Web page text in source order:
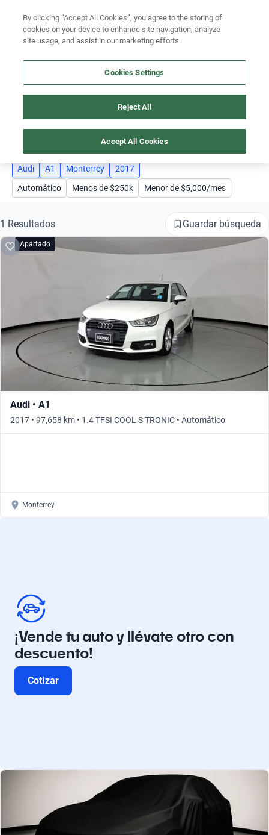
Ubicación
AUTOS AUDI A1 AÑO 2017 MONTERREY
Busca por versión
Busca por año
Busca por marca
Busca por modelo
4
Audi A1 Monterrey
2017
Automático
Menos de $250k Menor de $5,000/mes
1 Resultados Guardar búsqueda
Apartado
Audi • A1
2017 • 97,658 km • 1.4 TFSI COOL S TRONIC • Automático
Monterrey
¡Vende tu auto y llévate otro con
descuento!
Cotizar
By clicking “Accept All Cookies”, you agree to the storing of
cookies on your device to enhance site navigation, analyze
site usage, and assist in our marketing efforts.
Cookies Settings
Reject All
Accept All Cookies